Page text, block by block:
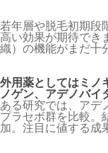
若年層や脱毛初期段
高い効果が期待でき
織）の機能がまだ十
外用薬としてはミノ
ノゲン、アデノバイ
ある研究では、アデ
プラセボ群を比較。
加。注目に値する成